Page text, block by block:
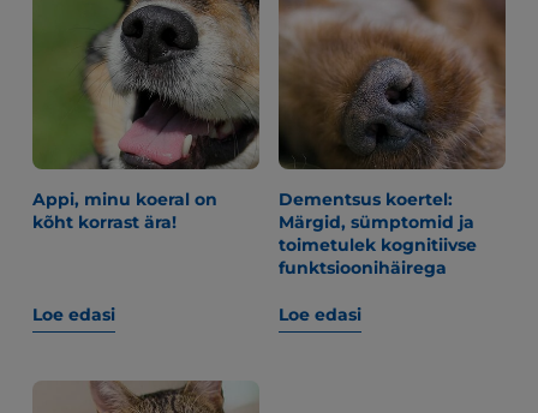
Appi, minu koeral on
kõht korrast ära!
Loe edasi
Dementsus koertel:
Märgid, sümptomid ja
toimetulek kognitiivse
funktsioonihäirega
Loe edasi